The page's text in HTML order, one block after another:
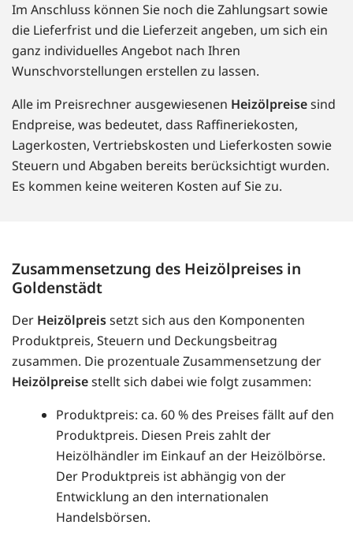
Im Anschluss können Sie noch die Zahlungsart sowie
die Lieferfrist und die Lieferzeit angeben, um sich ein
ganz individuelles Angebot nach Ihren
Wunschvorstellungen erstellen zu lassen.
Alle im Preisrechner ausgewiesenen Heizölpreisesind
Endpreise, was bedeutet, dass Raffineriekosten,
Lagerkosten, Vertriebskosten und Lieferkosten sowie
Steuern und Abgaben bereits berücksichtigt wurden.
Es kommen keine weiteren Kosten auf Sie zu.
Zusammensetzung des Heizölpreises in
Goldenstädt
Der Heizölpreissetzt sich aus den Komponenten
Produktpreis, Steuern und Deckungsbeitrag
zusammen. Die prozentuale Zusammensetzung der
Heizölpreisestellt sich dabei wie folgt zusammen:
Produktpreis: ca. 60 % des Preises fällt auf den
Produktpreis. Diesen Preis zahlt der
Heizölhändler im Einkauf an der Heizölbörse.
Der Produktpreis ist abhängig von der
Entwicklung an den internationalen
Handelsbörsen.